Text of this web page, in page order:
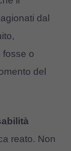
dal
fosse o
del
reato. Non